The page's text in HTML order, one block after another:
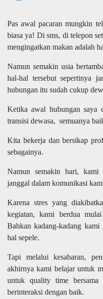
Pas awal pacaran mungkin
biasa ya! Di sms, di telepon
mengingatkan makan adalah
Namun semakin usia
hal-hal tersebut sepertinya
hubungan itu sudah cukup
Ketika awal hubungan saya
transisi dewasa, semuanya
Kita bekerja dan bersikap
sebagainya.
Namun semakin hari, kami
janggal dalam komunikasi
Karena stres yang
kegiatan, kami berdua
Bahkan kadang-kadang
hal sepele.
Tapi melalui kesabaran,
akhirnya kami belajar untuk
untuk quality time
berinteraksi dengan baik.